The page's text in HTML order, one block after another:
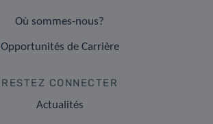
Où sommes-nous?
Opportunités de Carrière
RESTEZ CONNECTER
Actualités